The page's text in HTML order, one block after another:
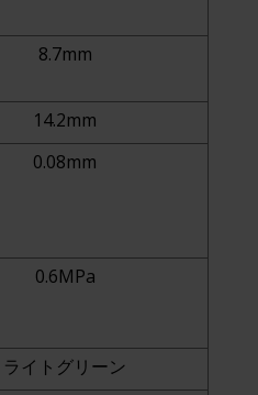
8.7mm
14.2mm
0.08mm
0.6MPa
ライトグリーン